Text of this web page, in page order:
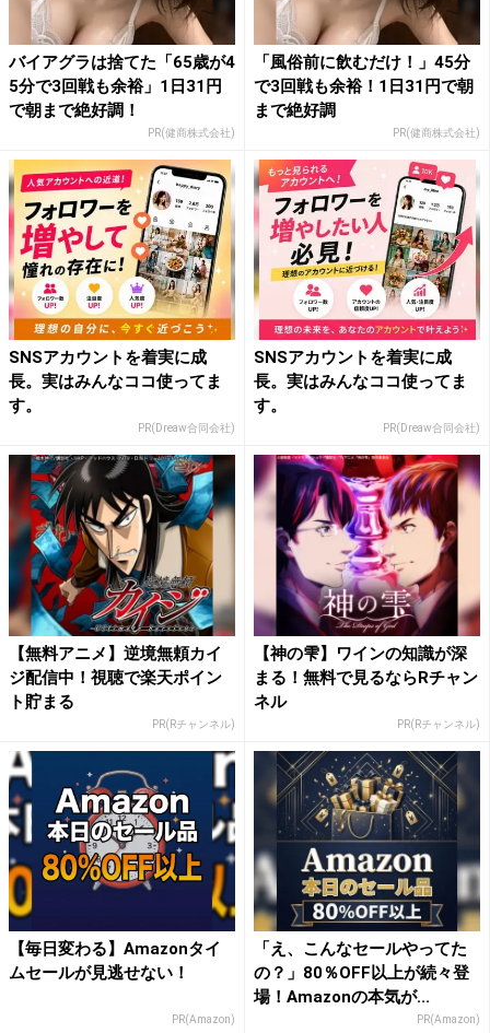
バイアグラは捨てた「65歳が4
5分で3回戦も余裕」1日31円
で朝まで絶好調！
PR(健商株式会社)
「風俗前に飲むだけ！」45分
で3回戦も余裕！1日31円で朝
まで絶好調
PR(健商株式会社)
SNSアカウントを着実に成
長。実はみんなココ使ってま
す。
PR(Dreaw合同会社)
SNSアカウントを着実に成
長。実はみんなココ使ってま
す。
PR(Dreaw合同会社)
【無料アニメ】逆境無頼カイ
ジ配信中！視聴で楽天ポイン
ト貯まる
PR(Rチャンネル)
【神の雫】ワインの知識が深
まる！無料で見るならRチャン
ネル
PR(Rチャンネル)
【毎日変わる】Amazonタイ
ムセールが見逃せない！
PR(Amazon)
「え、こんなセールやってた
の？」80％OFF以上が続々登
場！Amazonの本気が...
PR(Amazon)